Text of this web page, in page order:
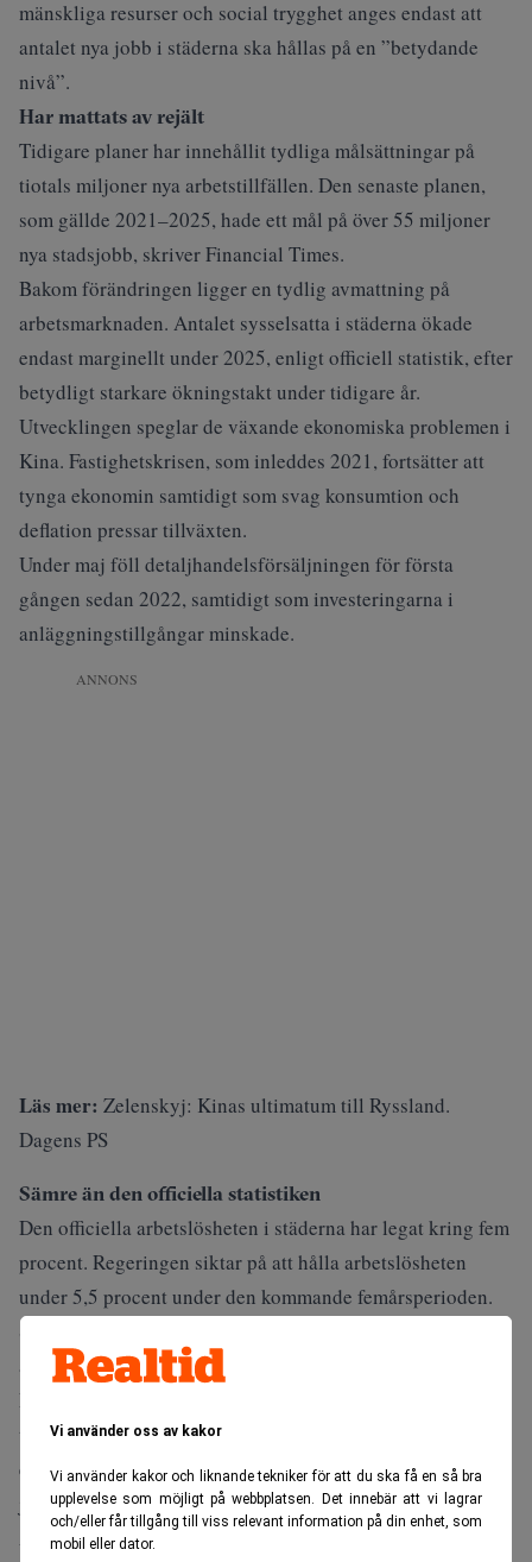
Vi använder oss av kakor
Vi använder kakor och liknande tekniker för att du ska få en så bra
upplevelse som möjligt på webbplatsen. Det innebär att vi lagrar
och/eller får tillgång till viss relevant information på din enhet, som
mobil eller dator.
mänskliga resurser och social trygghet anges endast att
antalet nya jobb i städerna ska hållas på en ”betydande
nivå”.
Har mattats av rejält
Tidigare planer har innehållit tydliga målsättningar på
tiotals miljoner nya arbetstillfällen. Den senaste planen,
som gällde 2021–2025, hade ett mål på över 55 miljoner
nya stadsjobb, skriverFinancial Times.
Bakom förändringen ligger en tydlig avmattning på
arbetsmarknaden. Antalet sysselsatta i städerna ökade
endast marginellt under 2025, enligt officiell statistik, efter
betydligt starkare ökningstakt under tidigare år.
Utvecklingen speglar de växande ekonomiska problemen i
Kina. Fastighetskrisen, som inleddes 2021, fortsätter att
tynga ekonomin samtidigt som svag konsumtion och
deflation pressar tillväxten.
Under maj föll detaljhandelsförsäljningen för första
gången sedan 2022, samtidigt som investeringarna i
anläggningstillgångar minskade.
ANNONS
Läs mer: Zelenskyj: Kinas ultimatum till Ryssland.
Dagens PS
Sämre än den officiella statistiken
Den officiella arbetslösheten i städerna har legat kring fem
procent. Regeringen siktar på att hålla arbetslösheten
under 5,5 procent under den kommande femårsperioden.
arbetsmarknad än den officiella statistiken visar.
Nästan 50 miljoner migrantarbetare återvände förra året
till landsbygden efter att ha sökt arbete i städerna, vilket
enligt analytiker tyder på att det blivit svårare att hitta
jobb.
Även gigekonomin visar tecken på mättnad. Teknikstaden